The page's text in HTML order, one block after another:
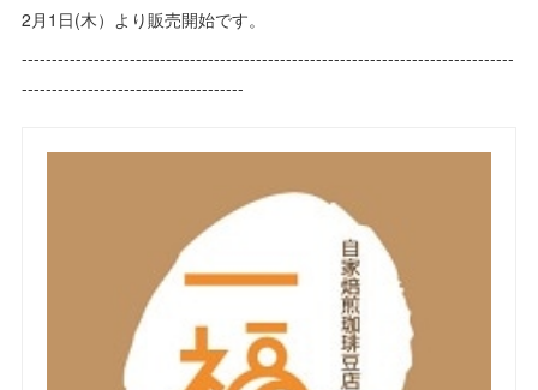
2月1日(木）より販売開始です。
----------------------------------------------------------------------------------
-------------------------------------